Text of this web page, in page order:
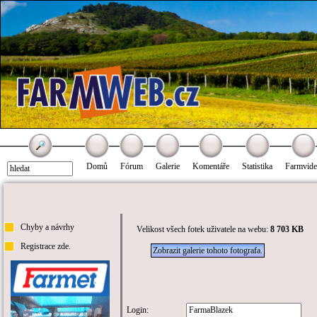
Domů Fórum Galerie Komentáře Statistika
Chyby a návrhy
Registrace zde.
Velikost všech fotek uživatele na webu: 8 703 KB
Zobrazit galerie tohoto fotografa.
Login: